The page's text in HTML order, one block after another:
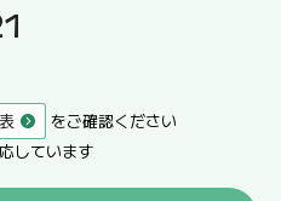
をご確認ください
しています